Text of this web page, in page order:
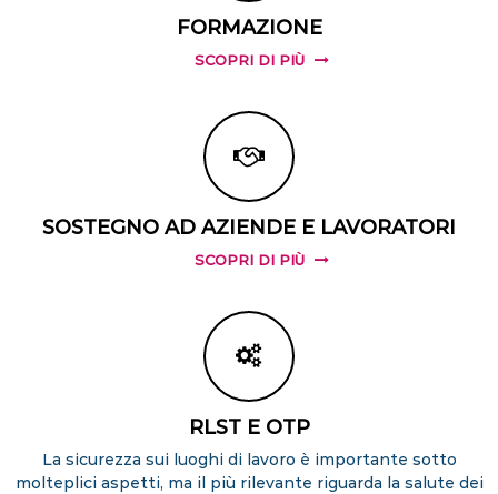
FORMAZIONE
SCOPRI DI PIÙ
SOSTEGNO AD AZIENDE E LAVORATORI
SCOPRI DI PIÙ
RLST E OTP
La sicurezza sui luoghi di lavoro è importante sotto
molteplici aspetti, ma il più rilevante riguarda la salute dei